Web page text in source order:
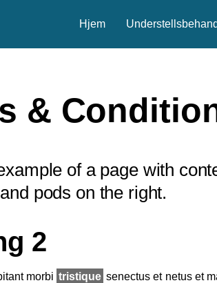
Hjem
&
of a page with
pods on the right.
2
morbi tristique senectus et netus et